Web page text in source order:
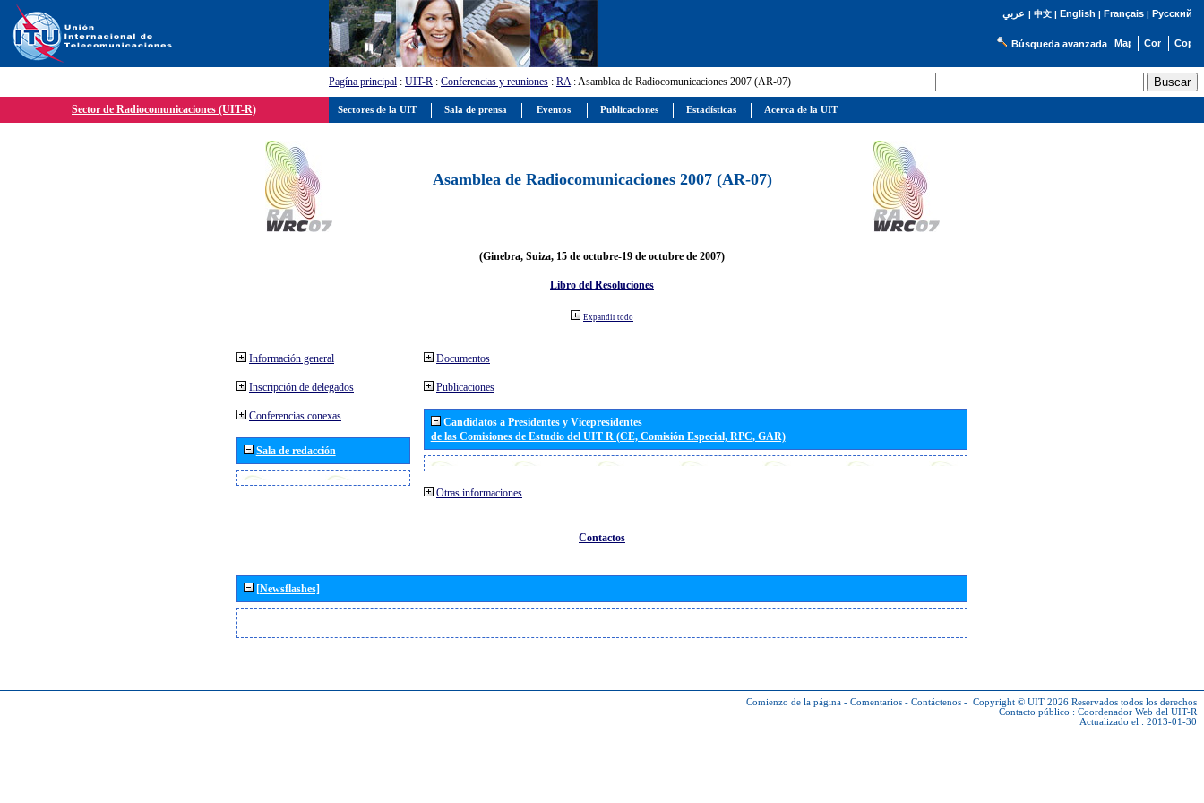
عربي | 中文| English | Français| Русский
Búsqueda avanzada
Pagína principal : UIT-R : Conferencias y reuniones : RA: Asamblea de Radiocomunicaciones 2007 (AR-07)
Sector de Radiocomunicaciones (UIT-R)
Asamblea de Radiocomunicaciones 2007 (AR-07)
(Ginebra, Suiza, 15 de octubre-19 de octubre de 2007)
Libro del Resoluciones
Expandir todo
Información general
Inscripción de delegados
Conferencias conexas
Sala de redacción
Documentos
Publicaciones
Candidatos a Presidentes y Vicepresidentes
de las Comisiones de Estudio del UIT R (CE, Comisión Especial, RPC, GAR)
Otras informaciones
Contactos
[Newsflashes]
Comienzo de la página - Comentarios - Contáctenos - Copyright © UIT 2026 Reservados todos los derechos
Contacto público : Coordenador Web del UIT-R
Actualizado el : 2013-01-30
Sectores de la UIT Sala de prensa Eventos Publicaciones Estadísticas Acerca de la UIT